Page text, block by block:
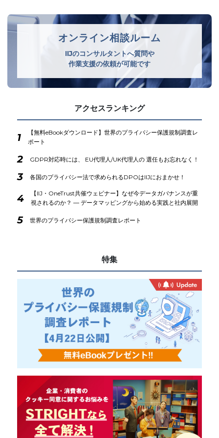
オンライン相談ルーム
IIJのコンサルタントへ質問や
作業支援の依頼が可能です
アクセスランキング
1
【無料eBookダウンロード】世界のプライバシー保護規制調査レ
ポート
2 GDPR対応時には、 EU代理人/UK代理人の 選任もお忘れなく！
3 各国のプライバシー法で求められるDPOはIIJにおまかせ！
4
【IIJ・OneTrust共催ウェビナー】なぜ今データガバナンスが重
視されるのか？ ― データマッピングから始める実践と社内展開
5 世界のプライバシー保護規制調査レポート
特集